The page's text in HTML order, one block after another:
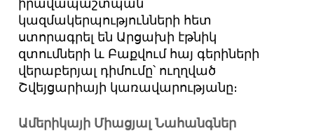
իրավապաշտպան
կազմակերպությունների հետ
ստորագրել են Արցախի էթնիկ
զտումների և Բաքվում հայ գերիների
վերաբերյալ դիմումը՝ ուղղված
Շվեյցարիայի կառավարությանը։
Ամերիկայի Միացյալ Նահանգներ